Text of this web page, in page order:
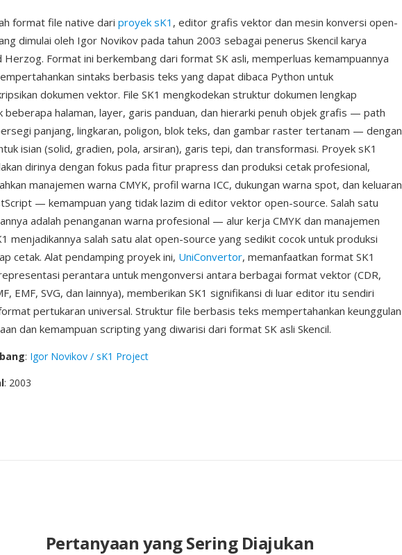
format file native dari proyek sK1 , editor grafis vektor dan mesin konversi open-
dimulai oleh Igor Novikov pada tahun 2003 sebagai penerus Skencil karya
Herzog. Format ini berkembang dari format SK asli, memperluas kemampuannya
sintaks berbasis teks yang dapat dibaca Python untuk
dokumen vektor. File SK1 mengkodekan struktur dokumen lengkap
beberapa halaman, layer, garis panduan, dan hierarki penuh objek grafis — path
panjang, lingkaran, poligon, blok teks, dan gambar raster tertanam — dengan
isian (solid, gradien, pola, arsiran), garis tepi, dan transformasi. Proyek sK1
dirinya dengan fokus pada fitur prapress dan produksi cetak profesional,
manajemen warna CMYK, profil warna ICC, dukungan warna spot, dan keluaran
— kemampuan yang tidak lazim di editor vektor open-source. Salah satu
adalah penanganan warna profesional — alur kerja CMYK dan manajemen
menjadikannya salah satu alat open-source yang sedikit cocok untuk produksi
cetak. Alat pendamping proyek ini, UniConvertor, memanfaatkan format SK1
perantara untuk mengonversi antara berbagai format vektor (CDR,
EMF, SVG, dan lainnya), memberikan SK1 signifikansi di luar editor itu sendiri
pertukaran universal. Struktur file berbasis teks mempertahankan keunggulan
dan kemampuan scripting yang diwarisi dari format SK asli Skencil.
: Igor Novikov / sK1 Project
: 2003
Pertanyaan yang Sering Diajukan